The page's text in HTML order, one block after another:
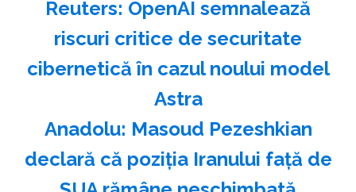
Reuters: OpenAI semnalează
riscuri critice de securitate
cibernetică în cazul noului model
Astra
Anadolu: Masoud Pezeshkian
declară că poziţia Iranului faţă de